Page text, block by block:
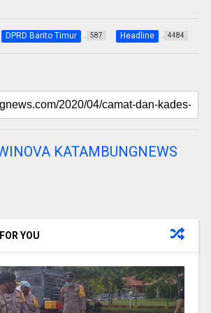
DPRD Barito Timur 587 Headline 4484
KATAMBUNGNEWS
YOU